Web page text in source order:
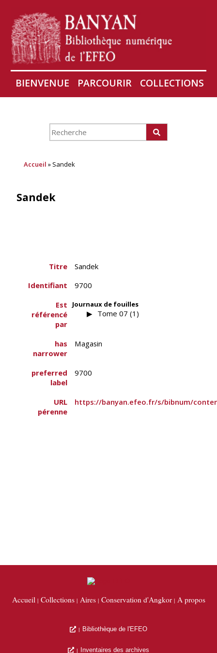
BIENVENUE PARCOURIR
COLLECTIONS
AIRES
CONSERVATION D'ANGKOR
Accueil » Sandek
Sandek
Titre
Sandek
Identifiant
9700
Est
référencé
par
Journaux de fouilles
Tome 07 (1)
has
narrower
Magasin
preferred
label
9700
URL
pérenne
https://banyan.efeo.fr/s/bibnum/
Accueil Collections Aires Conservation d'Angkor A propos
Bibliothèque de l'EFEO
Inventaires des archives